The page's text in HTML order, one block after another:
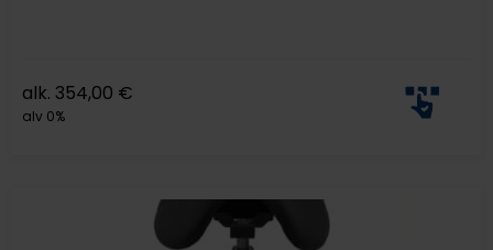
alk. 354,00 €
alv 0%